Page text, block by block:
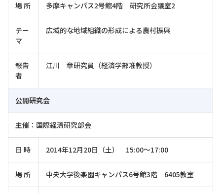
場 所 多摩キャンパス2号館4階 研究所会議室2
テー
マ
広域的な地域組織の形成による農村振興
報告
者
江川 章研究員（経済学部准教授）
公開研究会
主催：国際経済研究部会
日 時 2014年12月20日（土） 15:00～17:00
場 所 中央大学後楽園キャンパス6号館3階 6405教室